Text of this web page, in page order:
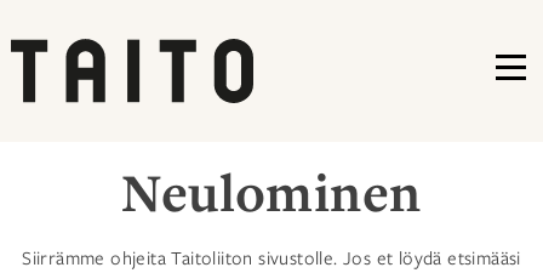
Neulominen
Siirrämme ohjeita Taitoliiton sivustolle. Jos et löydä etsimääsi